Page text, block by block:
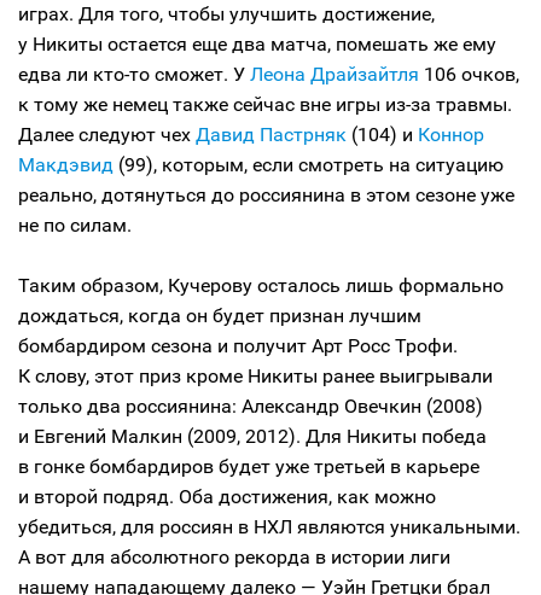
играх. Для того, чтобы улучшить достижение,
у Никиты остается еще два матча, помешать же ему
едва ли кто-то сможет. У Леона Драйзайтля 106 очков,
к тому же немец также сейчас вне игры из-за травмы.
Далее следуют чех Давид Пастрняк (104) и Коннор
Макдэвид (99), которым, если смотреть на ситуацию
реально, дотянуться до россиянина в этом сезоне уже
не по силам.
Таким образом, Кучерову осталось лишь формально
дождаться, когда он будет признан лучшим
бомбардиром сезона и получит Арт Росс Трофи.
К слову, этот приз кроме Никиты ранее выигрывали
только два россиянина: Александр Овечкин (2008)
и Евгений Малкин (2009, 2012). Для Никиты победа
в гонке бомбардиров будет уже третьей в карьере
и второй подряд. Оба достижения, как можно
убедиться, для россиян в НХЛ являются уникальными.
А вот для абсолютного рекорда в истории лиги
нашему нападающему далеко — Уэйн Гретцки брал